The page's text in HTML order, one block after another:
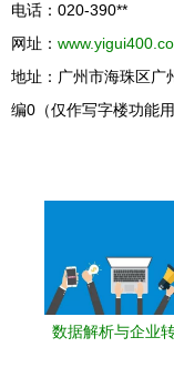
电话：020-390**
网址：
地址：广州市海珠区广
编0（仅作写字楼功能用
数据解析与企业